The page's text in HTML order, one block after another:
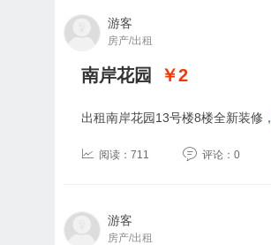
游客
房产/出租
南岸花园 ￥2
出租南岸花园13号楼8楼全新装修，
阅读：711 评论：0
游客
房产/出租